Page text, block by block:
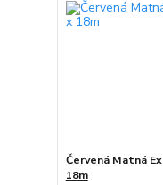
Červená Matná
18m